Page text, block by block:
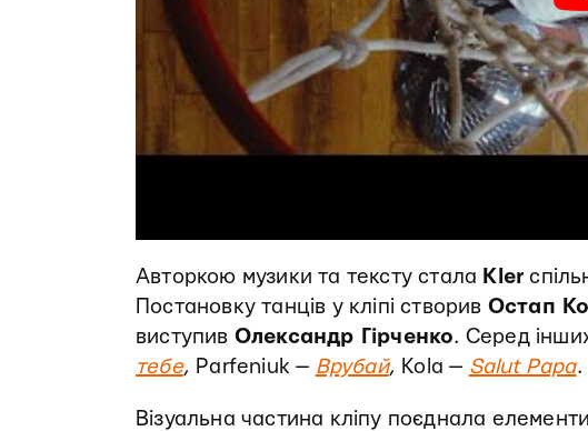
Авторкою музики та тексту стала Kler
Постановку танців у кліпі створив Остап
виступив Олександр Гірченко. Серед
тебе, Parfeniuk — Врубай, Kola — Salut Papa.
Візуальна частина кліпу поєднала